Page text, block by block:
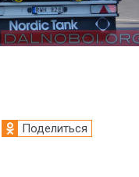
Поделиться